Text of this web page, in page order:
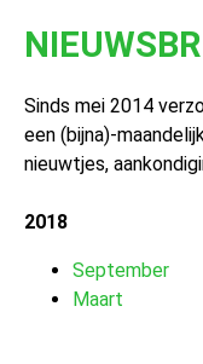
Sinds mei 2014
een (bijna)-
nieuwtjes,
2018
September
Maart